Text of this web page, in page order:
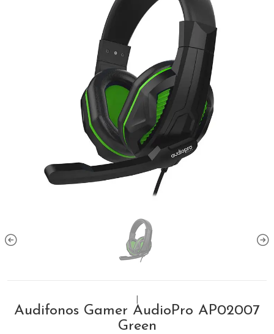
Audifonos Gamer AudioPro AP02007
Green